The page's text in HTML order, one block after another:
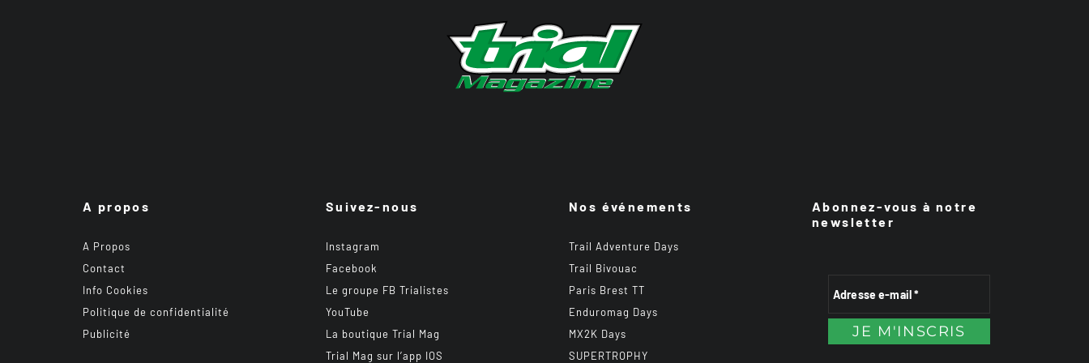
A propos
A Propos
Contact
Info Cookies
Politique de confidentialité
Publicité
Suivez-nous
Instagram
Facebook
Le groupe FB Trialistes
YouTube
La boutique Trial Mag
Trial Mag sur l’app IOS
Nos événements
Trail Adventure Days
Trail Bivouac
Paris Brest TT
Enduromag Days
MX2K Days
SUPERTROPHY
Abonnez-vous à notre
newsletter